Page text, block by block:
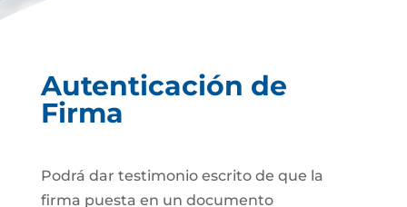
Autenticación de
Firma
Podrá dar testimonio escrito de que la
firma puesta en un documento